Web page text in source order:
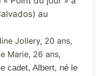
au
Jollery, 20 ans,
Marie, 26 ans,
cadet, Albert, né le